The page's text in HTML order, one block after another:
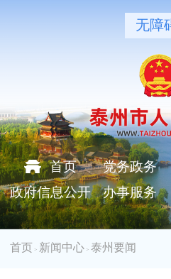
无障
首页 党务政务
政府信息公开
办事服务
首页 > 新闻中心 >泰州要闻